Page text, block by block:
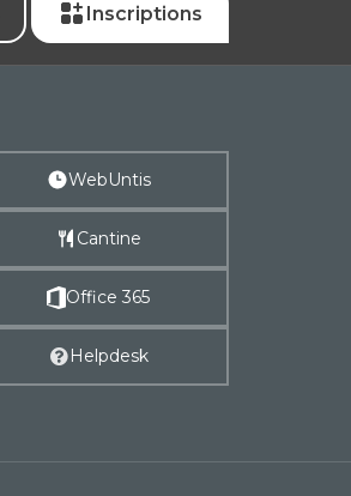
Inscriptions
WebUntis
Cantine
Office 365
Helpdesk